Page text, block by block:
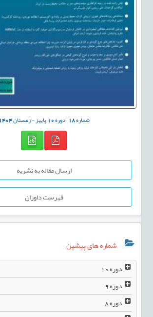
شماره18 دوره10پاییز - زمستان1404
ارسال مقاله به نشریه
فهرست داوران
شماره های پیشین
دوره10
دوره9
دوره8